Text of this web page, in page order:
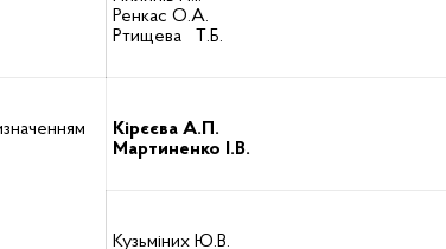
Ренкас О.А.
Ртищева Т.Б.
Кірєєва А.П.
Мартиненко І.В.
Кузьміних Ю.В.